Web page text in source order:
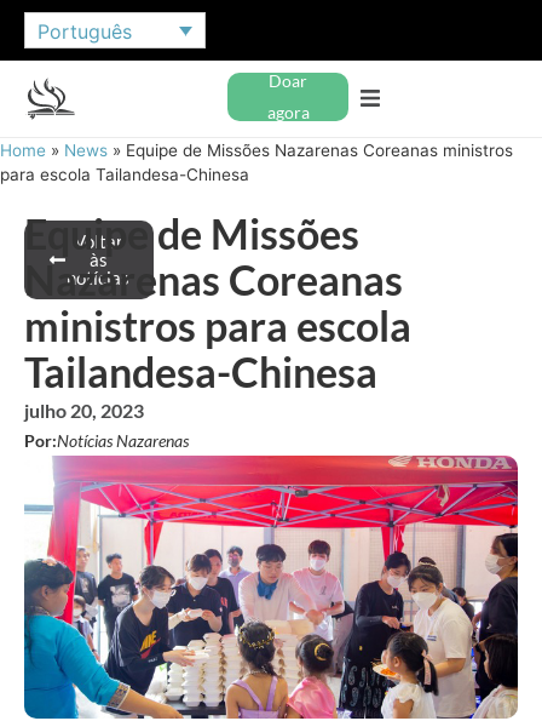
Português
Doar
agora
Home » News » Equipe de Missões Nazarenas Coreanas ministros
para escola Tailandesa-Chinesa
Voltar
às
notícias
Equipe de Missões
Nazarenas Coreanas
ministros para escola
Tailandesa-Chinesa
julho 20, 2023
Por:Notícias Nazarenas